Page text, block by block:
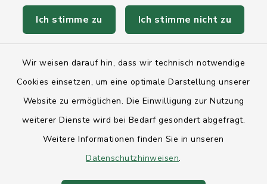
Ich stimme zu Ich stimme nicht zu
Wir weisen darauf hin, dass wir technisch notwendige
Cookies einsetzen, um eine optimale Darstellung unserer
Website zu ermöglichen. Die Einwilligung zur Nutzung
weiterer Dienste wird bei Bedarf gesondert abgefragt.
Weitere Informationen finden Sie in unseren
Datenschutzhinweisen.
Anfahrt
Datenschutz